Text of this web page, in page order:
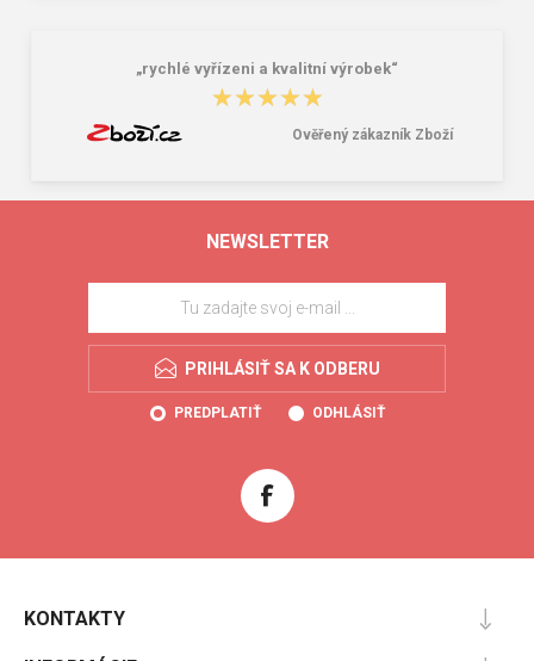
„rychlé vyřízeni a kvalitní výrobek“
★★★★★
★★★★★
Ověřený zákazník Zboží
NEWSLETTER
PRIHLÁSIŤ SA K ODBERU
PREDPLATIŤ ODHLÁSIŤ
KONTAKTY